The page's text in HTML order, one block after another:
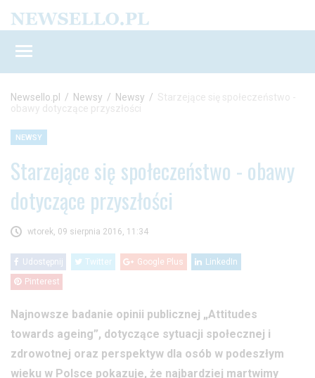
Newsello.pl / Newsy / Newsy / Starzejące się społeczeństwo -
obawy dotyczące przyszłości
NEWSY
Starzejące się społeczeństwo - obawy
dotyczące przyszłości
wtorek, 09 sierpnia 2016, 11:34
Udostępnij Twitter Google Plus LinkedIn
Pinterest
Najnowsze badanie opinii publicznej „Attitudes
towards ageing”, dotyczące sytuacji społecznej i
zdrowotnej oraz perspektyw dla osób w podeszłym
wieku w Polsce pokazuje, że najbardziej martwimy